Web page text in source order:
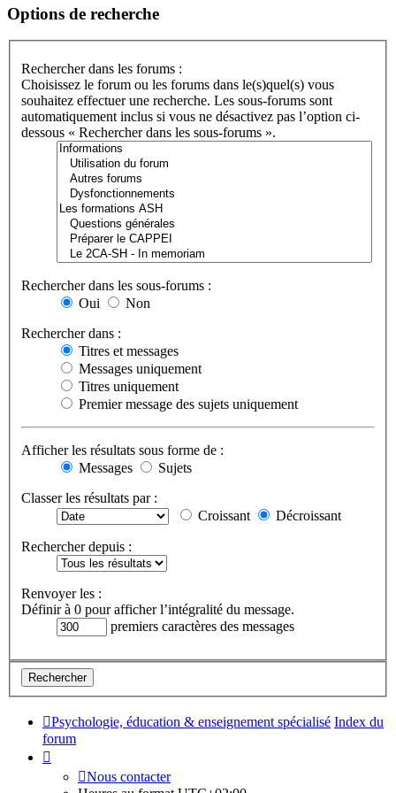
Options de recherche
Rechercher dans les forums :
Choisissez le forum ou les forums dans le(s)quel(s) vous
souhaitez effectuer une recherche. Les sous-forums sont
automatiquement inclus si vous ne désactivez pas l’option ci-
dessous « Rechercher dans les sous-forums ».
Rechercher dans les sous-forums :
Oui
Non
Rechercher dans :
Titres et messages
Messages uniquement
Titres uniquement
Premier message des sujets uniquement
Afficher les résultats sous forme de :
Messages
Sujets
Classer les résultats par :
Croissant
Décroissant
Rechercher depuis :
Renvoyer les :
Définir à 0 pour afficher l’intégralité du message.
premiers caractères des messages
Psychologie, éducation & enseignement spécialisé Index du
forum
Nous contacter